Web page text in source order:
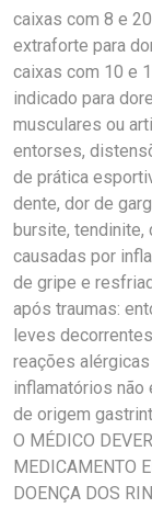
caixas com 8 e
extraforte para
caixas com 10 e
indicado para
musculares ou
entorses,
de prática
dente, dor de
bursite, tendinite,
causadas por
de gripe e
após traumas:
leves
reações
inflamatórios não
de origem
O MÉDICO
MEDICAMENTO
DOENÇA DOS